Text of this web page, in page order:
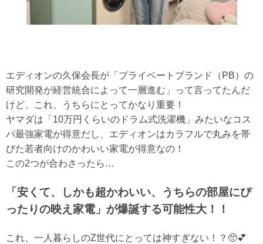
エディオンの久保会長が「プライベートブランド（PB）の
研究開発が経営統合によって一層進む」って言ってたんだ
けど、これ、うちらにとってかなり重要！
ヤマダは「10万円くらいのドラム式洗濯機」みたいなコス
パ最強家電が得意だし、エディオンはカラフルで丸みを帯
びた若者向けのかわいい家電が得意なの！
この2つが合わさったら…
「安くて、しかも超かわいい、うちらの部屋にぴ
ったりの映え家電」 が爆誕する可能性大！！
これ、一人暮らしのZ世代にとっては神すぎない！？🥺💕